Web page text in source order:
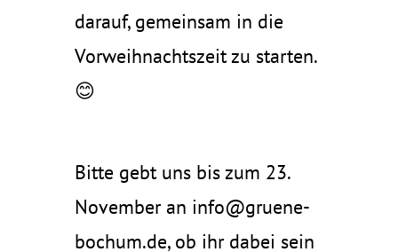
darauf, gemeinsam in die
Vorweihnachtszeit zu starten.
😊
Bitte gebt uns bis zum 23.
November an info@gruene-
bochum.de, ob ihr dabei sein